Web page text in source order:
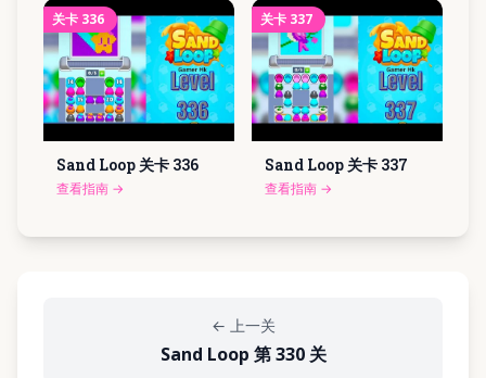
关卡 336
Sand Loop 关卡 336
查看指南 →
关卡 337
Sand Loop 关卡 337
查看指南 →
← 上一关
Sand Loop 第 330 关